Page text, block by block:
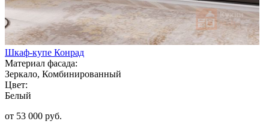
Шкаф-купе Конрад
Материал фасада:
Зеркало, Комбинированный
Цвет:
Белый
от 53 000 руб.